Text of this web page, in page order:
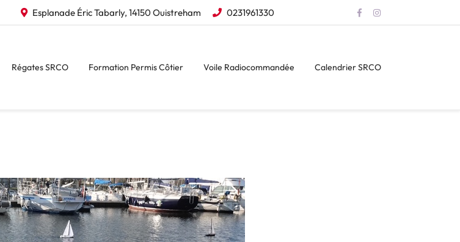
Esplanade Éric Tabarly, 14150 Ouistreham 0231961330
Régates SRCO Formation Permis Côtier Voile Radiocommandée Calendrier SRCO